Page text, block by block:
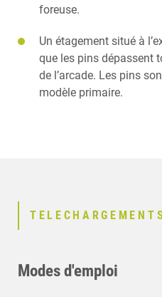
foreuse.
Un étagement situé à
que les pins dépassent
de l’arcade. Les pins
modèle primaire.
TELECHARGEMENTS
Modes d'emploi